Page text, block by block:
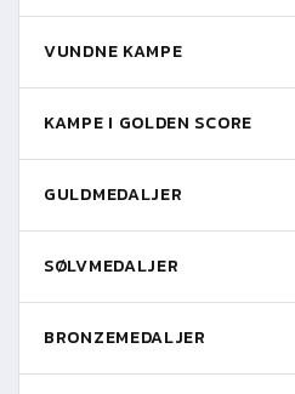
VUNDNE KAMPE
KAMPE I GOLDEN SCORE
GULDMEDALJER
SØLVMEDALJER
BRONZEMEDALJER